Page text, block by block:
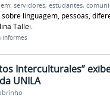
servidores, estudantes,
linguagem, pessoas,
Tallei.
Informes
Interculturales”
UNILA